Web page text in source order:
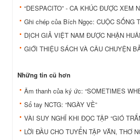
“DESPACITO” - CA KHÚC ĐƯỢC XEM
Ghi chép của Bích Ngọc: CUỘC SỐNG
DỊCH GIẢ VIỆT NAM ĐƯỢC NHẬN
GIỚI THIỆU SÁCH VÀ CÂU CHUYỆN
Những tin cũ hơn
Âm thanh của ký ức: “SOMETIMES
Sổ tay NCTG: “NGÀY VỀ”
VÀI SUY NGHĨ KHI ĐỌC TẬP “GIÓ
LỜI ĐẦU CHO TUYỂN TẬP VĂN, THƠ